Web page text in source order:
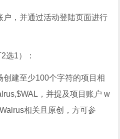
，并通过活动登陆页面进行
选1）：
建至少100个字符的项目相
，并提及项目账户 w
相关且原创，方可参